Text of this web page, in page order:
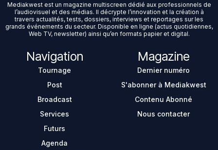
Mediakwest est un magazine multiscreen dédié aux professionnels de
l’audiovisuel et des médias. Il décrypte l’innovation et la création à
travers actualités, tests, dossiers, interviews et reportages sur les
grands événements du secteur. Disponible en ligne (actus quotidiennes,
Web TV, newsletter) ainsi qu’en formats papier et digital.
Navigation
Tournage
Post
Broadcast
Services
Futurs
Agenda
Magazine
Dernier numéro
S'abonner à Mediakwest
Contenu Abonné
Nous contacter